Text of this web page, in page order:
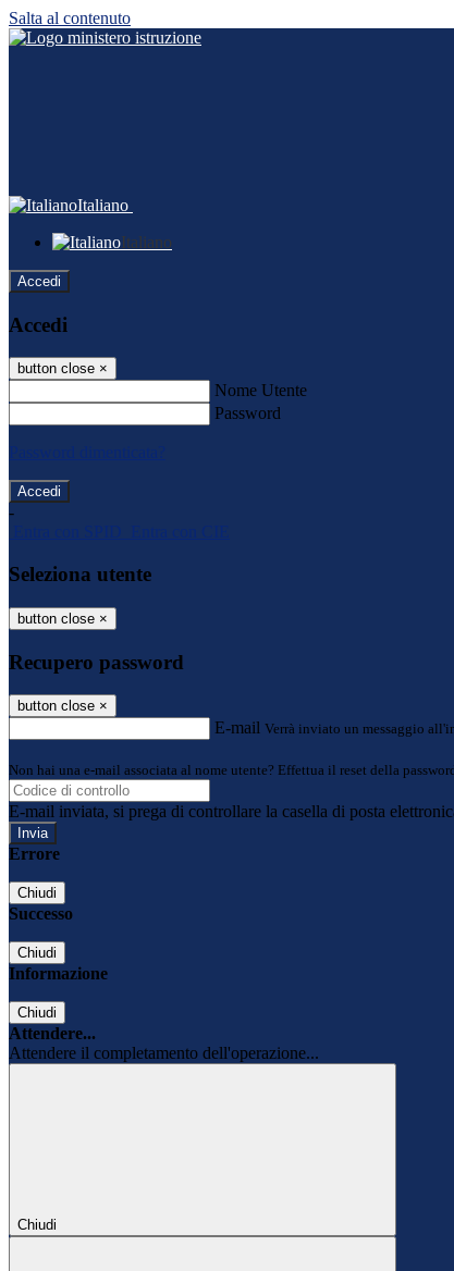
Salta al contenuto
Italiano
Italiano
Accedi
Accedi
button close ×
Nome Utente
Password
Password dimenticata?
-
Entra con SPID
Entra con CIE
Seleziona utente
button close ×
Recupero password
button close ×
E-mail Verrà inviato un messaggio
Non hai una e-mail associata al nome utente? Effettua il reset della
E-mail inviata, si prega di controllare la casella di posta
Errore
Chiudi
Successo
Chiudi
Informazione
Chiudi
Attendere...
Attendere il completamento dell'operazione...
Chiudi